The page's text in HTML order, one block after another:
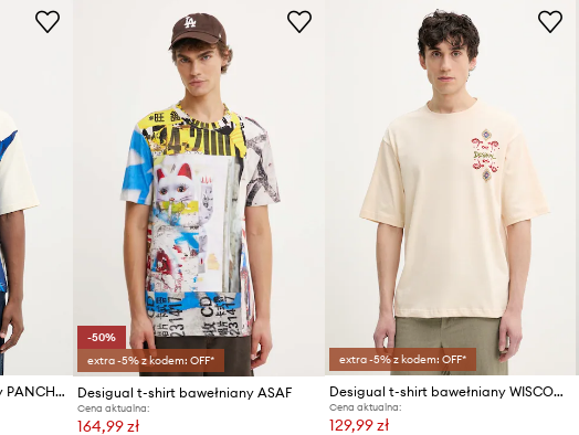
ID Produktu
Desigual t-shirt bawełniany PANCHO
-50%
extra -5% z kodem: OFF*
Desigual t-shirt bawełniany ASAF
Cena aktualna:
164,99 zł
extra -5% z kodem: OFF*
Desigual t-shirt bawełniany WISCONSIN
Cena aktualna:
129,99 zł